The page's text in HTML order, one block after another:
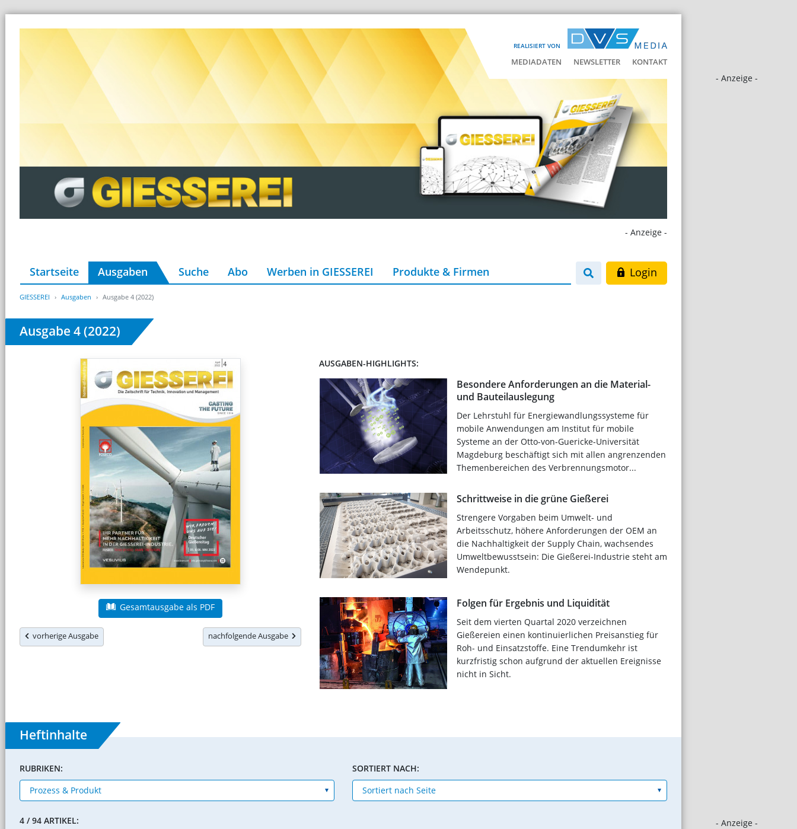
REALISIERT VON
MEDIADATEN NEWSLETTER KONTAKT
- Anzeige -
- Anzeige -
- Anzeige -
Startseite Ausgaben Suche Abo Werben in GIESSEREI Produkte & Firmen Login
GIESSEREI Ausgaben Ausgabe 4 (2022)
Ausgabe 4 (2022)
Gesamtausgabe als PDF
vorherige Ausgabe nachfolgende Ausgabe
AUSGABEN-HIGHLIGHTS:
Besondere Anforderungen an die Material-
und Bauteilauslegung
Der Lehrstuhl für Energiewandlungssysteme für
mobile Anwendungen am Institut für mobile
Systeme an der Otto-von-Guericke-Universität
Magdeburg beschäftigt sich mit allen angrenzenden
Themenbereichen des Verbrennungsmotor...
Schrittweise in die grüne Gießerei
Strengere Vorgaben beim Umwelt- und
Arbeitsschutz, höhere Anforderungen der OEM an
die Nachhaltigkeit der Supply Chain, wachsendes
Umweltbewusstsein: Die Gießerei-Industrie steht am
Wendepunkt.
Folgen für Ergebnis und Liquidität
Seit dem vierten Quartal 2020 verzeichnen
Gießereien einen kontinuierlichen Preisanstieg für
Roh- und Einsatzstoffe. Eine Trendumkehr ist
kurzfristig schon aufgrund der aktuellen Ereignisse
nicht in Sicht.
Heftinhalte
RUBRIKEN: SORTIERT NACH:
4 / 94 ARTIKEL: